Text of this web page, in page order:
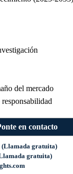
del mercado
en contacto
(Llamada gratuita)
gratuita)